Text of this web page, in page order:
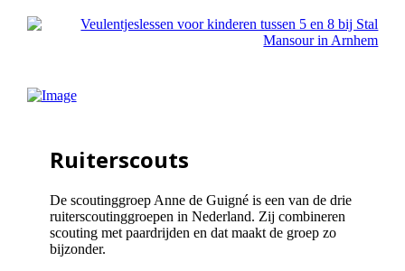
Ruiterscouts
De scoutinggroep Anne de Guigné is een van de drie
ruiterscoutinggroepen in Nederland. Zij combineren
scouting met paardrijden en dat maakt de groep zo
bijzonder.